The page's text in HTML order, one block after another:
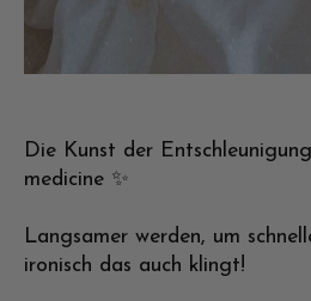
Die Kunst der
medicine ✨
Langsamer werden, um
ironisch das auch klingt!